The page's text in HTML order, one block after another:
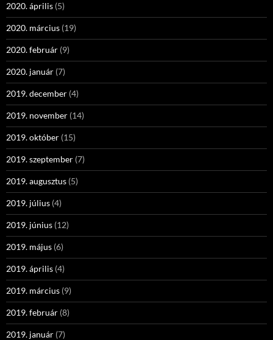
2020. április (5)
2020. március (19)
2020. február (9)
2020. január (7)
2019. december (4)
2019. november (14)
2019. október (15)
2019. szeptember (7)
2019. augusztus (5)
2019. július (4)
2019. június (12)
2019. május (6)
2019. április (4)
2019. március (9)
2019. február (8)
2019. január (7)